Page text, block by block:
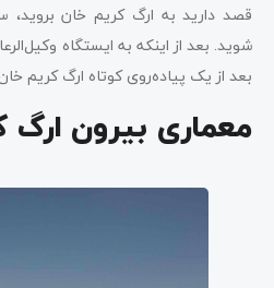
قصد دارید به ارگ کریم خان بروید،
شوید. بعد از اینکه به ایستگاه
بعد از یک پیاده‌روی کوتاه ارگ کریم
معماری بیرون ارگ